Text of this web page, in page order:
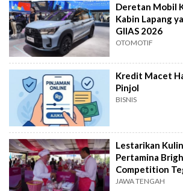
Deretan Mobil
Kabin Lapang
GIIAS 2026
OTOMOTIF
Kredit Macet
Pinjol
BISNIS
Lestarikan
Pertamina
Competition
Baru
JAWA TENGAH